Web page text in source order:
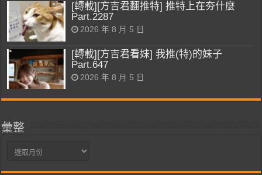
[轉載][方吉君翻推特] 推特上在夯什麼
Part.2287
2026 年 8 月 5 日
[轉載][方吉君看妹] 我推(特)的妹子
Part.647
2026 年 8 月 5 日
彙整
彙